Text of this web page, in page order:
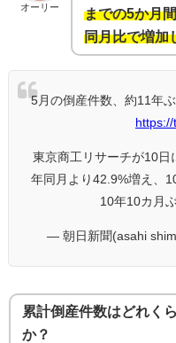
オーリー
までの5か月
同月比で増加
5月の倒産件数、約11年
東京商工リサーチが10日
年同月より42.9%増え、
10年10カ月
— 朝日新聞(asahi
累計倒産件数はどれく
か？